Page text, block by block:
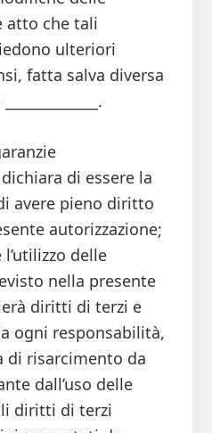
atto che tali
ulteriori
fatta salva diversa
di essere la
avere pieno diritto
autorizzazione;
delle
nella presente
diritti di terzi e
ogni responsabilità,
di risarcimento da
dall’uso delle
diritti di terzi